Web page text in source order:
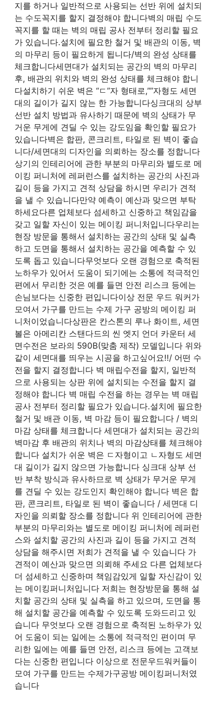
지를 하거나 일반적으로 사용되는 선반 위에 설치되
는 수도꼭지를 할지 결정해야 합니다벽의 매립 수도
꼭지를 할 때는 벽의 매립 공사 전부터 정리할 필요
가 있습니다.설치에 필요한 철거 및 배관의 이동, 벽
의 마무리 등이 필요하게 됩니다/벽의 완성 상태를
체크합니다세면대가 설치되는 공간의 벽의 마무리
후, 배관의 위치와 벽의 완성 상태를 체크해야 합니
다설치하기 쉬운 벽은 “ㄷ”자 형태로,””자형도 세면
대의 길이가 길지 않는 한 가능합니다싱크대의 상부
선반 설치 방법과 유사하기 때문에 벽의 상태가 무
거운 무게에 견딜 수 있는 강도임을 확인할 필요가
있습니다벽은 합판, 콘크리트, 타일로 된 벽이 좋습
니다/세면대의 디자인을 의뢰하는 장소를 정합니다
상기의 인테리어에 관한 부분의 마무리와 별도로 메
이킹 퍼니처에 레퍼런스를 설치하는 공간의 사진과
길이 등을 가지고 견적 상담을 하시면 우리가 견적
을 낼 수 있습니다만약 예측이 예산과 맞으면 부탁
하세요다른 업체보다 섬세하고 신중하고 책임감을
갖고 일할 자신이 있는 메이킹 퍼니처입니다우리는
현장 방문을 통해서 설치하는 공간의 상태 및 실측
하고 도면을 통해서 설치하는 공간을 예측할 수 있
도록 돕고 있습니다무엇보다 오랜 경험으로 축적된
노하우가 있어서 도움이 되기에는 소통에 적극적인
편에서 무리한 것은 예를 들면 안전 리스크 등에는
손님보다는 신중한 편입니다이상 전문 우드 워커가
모여서 가구를 만드는 수제 가구 공방의 메이킹 퍼
니처이었습니다상판은 칸스톤의 루나 화이트, 세면
볼은 아메리칸 스탠다드의 씬 엣지 언더 카운터 세
면수전은 보라의 590B(맞춤 제작) 모델입니다 위와
같이 세면대를 띄우는 시공을 하고싶어요!!/ 어떤 수
전을 할지 결정합니다 벽 매립수전을 할지, 일반적
으로 사용되는 상판 위에 설치되는 수전을 할지 결
정해야 합니다 벽 매립 수전을 하는 경우는 벽 매립
공사 전부터 정리할 필요가 있습니다.설치에 필요한
철거 및 배관 이동, 벽 마감 등이 필요합니다 / 벽의
마감 상태를 체크합니다 세면대가 설치되는 공간의
벽마감 후 배관의 위치나 벽의 마감상태를 체크해야
합니다 설치가 쉬운 벽은 ㄷ자형이고 ㄴ자형도 세면
대 길이가 길지 않으면 가능합니다 싱크대 상부 선
반 부착 방식과 유사하므로 벽 상태가 무거운 무게
를 견딜 수 있는 강도인지 확인해야 합니다 벽은 합
판, 콘크리트, 타일로 된 벽이 좋습니다 / 세면대 디
자인을 의뢰할 장소를 정합니다 위 인테리어에 관한
부분의 마무리와는 별도로 메이킹 퍼니처에 레퍼런
스와 설치할 공간의 사진과 길이 등을 가지고 견적
상담을 해주시면 저희가 견적을 낼 수 있습니다 가
견적이 예산과 맞으면 의뢰해 주세요 다른 업체보다
더 섬세하고 신중하며 책임감있게 일할 자신감이 있
는 메이킹퍼니처입니다 저희는 현장방문을 통해 설
치할 공간의 상태 및 실측을 하고 있으며, 도면을 통
해 설치할 공간을 예측할 수 있도록 도와드리고 있
습니다 무엇보다 오랜 경험으로 축적된 노하우가 있
어 도움이 되는 일에는 소통에 적극적인 편이며 무
리한 일에는 예를 들면 안전, 리스크 등에는 고객보
다는 신중한 편입니다 이상으로 전문우드워커들이
모여 가구를 만드는 수제가구공방 메이킹퍼니처였
습니다